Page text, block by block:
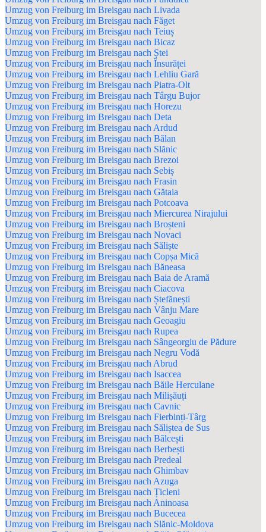
Umzug von Freiburg im Breisgau nach Livada
Umzug von Freiburg im Breisgau nach Făget
Umzug von Freiburg im Breisgau nach Teiuș
Umzug von Freiburg im Breisgau nach Bicaz
Umzug von Freiburg im Breisgau nach Ștei
Umzug von Freiburg im Breisgau nach Însurăței
Umzug von Freiburg im Breisgau nach Lehliu Gară
Umzug von Freiburg im Breisgau nach Piatra-Olt
Umzug von Freiburg im Breisgau nach Târgu Bujor
Umzug von Freiburg im Breisgau nach Horezu
Umzug von Freiburg im Breisgau nach Deta
Umzug von Freiburg im Breisgau nach Ardud
Umzug von Freiburg im Breisgau nach Bălan
Umzug von Freiburg im Breisgau nach Slănic
Umzug von Freiburg im Breisgau nach Brezoi
Umzug von Freiburg im Breisgau nach Sebiș
Umzug von Freiburg im Breisgau nach Frasin
Umzug von Freiburg im Breisgau nach Gătaia
Umzug von Freiburg im Breisgau nach Potcoava
Umzug von Freiburg im Breisgau nach Miercurea Nirajului
Umzug von Freiburg im Breisgau nach Broșteni
Umzug von Freiburg im Breisgau nach Novaci
Umzug von Freiburg im Breisgau nach Săliște
Umzug von Freiburg im Breisgau nach Copșa Mică
Umzug von Freiburg im Breisgau nach Băneasa
Umzug von Freiburg im Breisgau nach Baia de Aramă
Umzug von Freiburg im Breisgau nach Ciacova
Umzug von Freiburg im Breisgau nach Ștefănești
Umzug von Freiburg im Breisgau nach Vânju Mare
Umzug von Freiburg im Breisgau nach Geoagiu
Umzug von Freiburg im Breisgau nach Rupea
Umzug von Freiburg im Breisgau nach Sângeorgiu de Pădure
Umzug von Freiburg im Breisgau nach Negru Vodă
Umzug von Freiburg im Breisgau nach Abrud
Umzug von Freiburg im Breisgau nach Isaccea
Umzug von Freiburg im Breisgau nach Băile Herculane
Umzug von Freiburg im Breisgau nach Milișăuți
Umzug von Freiburg im Breisgau nach Cavnic
Umzug von Freiburg im Breisgau nach Fierbinți-Târg
Umzug von Freiburg im Breisgau nach Săliștea de Sus
Umzug von Freiburg im Breisgau nach Bălcești
Umzug von Freiburg im Breisgau nach Berbești
Umzug von Freiburg im Breisgau nach Predeal
Umzug von Freiburg im Breisgau nach Ghimbav
Umzug von Freiburg im Breisgau nach Azuga
Umzug von Freiburg im Breisgau nach Țicleni
Umzug von Freiburg im Breisgau nach Aninoasa
Umzug von Freiburg im Breisgau nach Bucecea
Umzug von Freiburg im Breisgau nach Slănic-Moldova